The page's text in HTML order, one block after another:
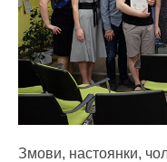
Змови, настоянки,